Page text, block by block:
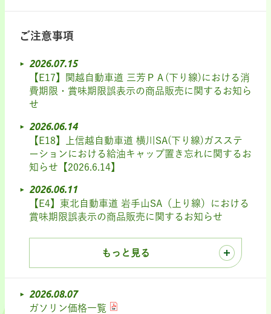
ご注意事項
2026.07.15
【E17】関越自動車道 三芳ＰＡ(下り線)における消
費期限・賞味期限誤表示の商品販売に関するお知ら
せ
2026.06.14
【E18】上信越自動車道 横川SA(下り線)ガスステ
ーションにおける給油キャップ置き忘れに関するお
知らせ【2026.6.14】
2026.06.11
【E4】東北自動車道 岩手山SA（上り線）における
賞味期限誤表示の商品販売に関するお知らせ
もっと見る
2026.08.07
ガソリン価格一覧